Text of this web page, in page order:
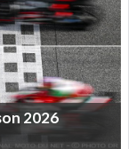
2026